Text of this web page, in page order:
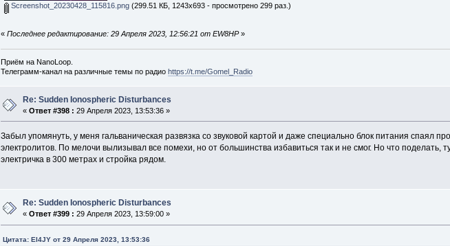
Screenshot_20230428_115816.png (299.51 КБ, 1243x693 - просмотрено 299 раз.)
« Последнее редактирование: 29 Апреля 2023, 12:56:21 от EW8HP»
Приём на NanoLoop.
Телеграмм-канал на различные темы по радио https://t.me/Gomel_Radio
Re: Sudden Ionospheric Disturbances
«Ответ #398 : 29 Апреля 2023, 13:53:36 »
Забыл упомянуть, у меня гальваническая развязка со звуковой картой и даже специально блок питания спаял
электролитов. По мелочи вылизывал все помехи, но от большинства избавиться так и не смог. Но что поделать,
электричка в 300 метрах и стройка рядом.
Re: Sudden Ionospheric Disturbances
«Ответ #399 : 29 Апреля 2023, 13:59:00 »
Цитата: EI4JY от 29 Апреля 2023, 13:53:36